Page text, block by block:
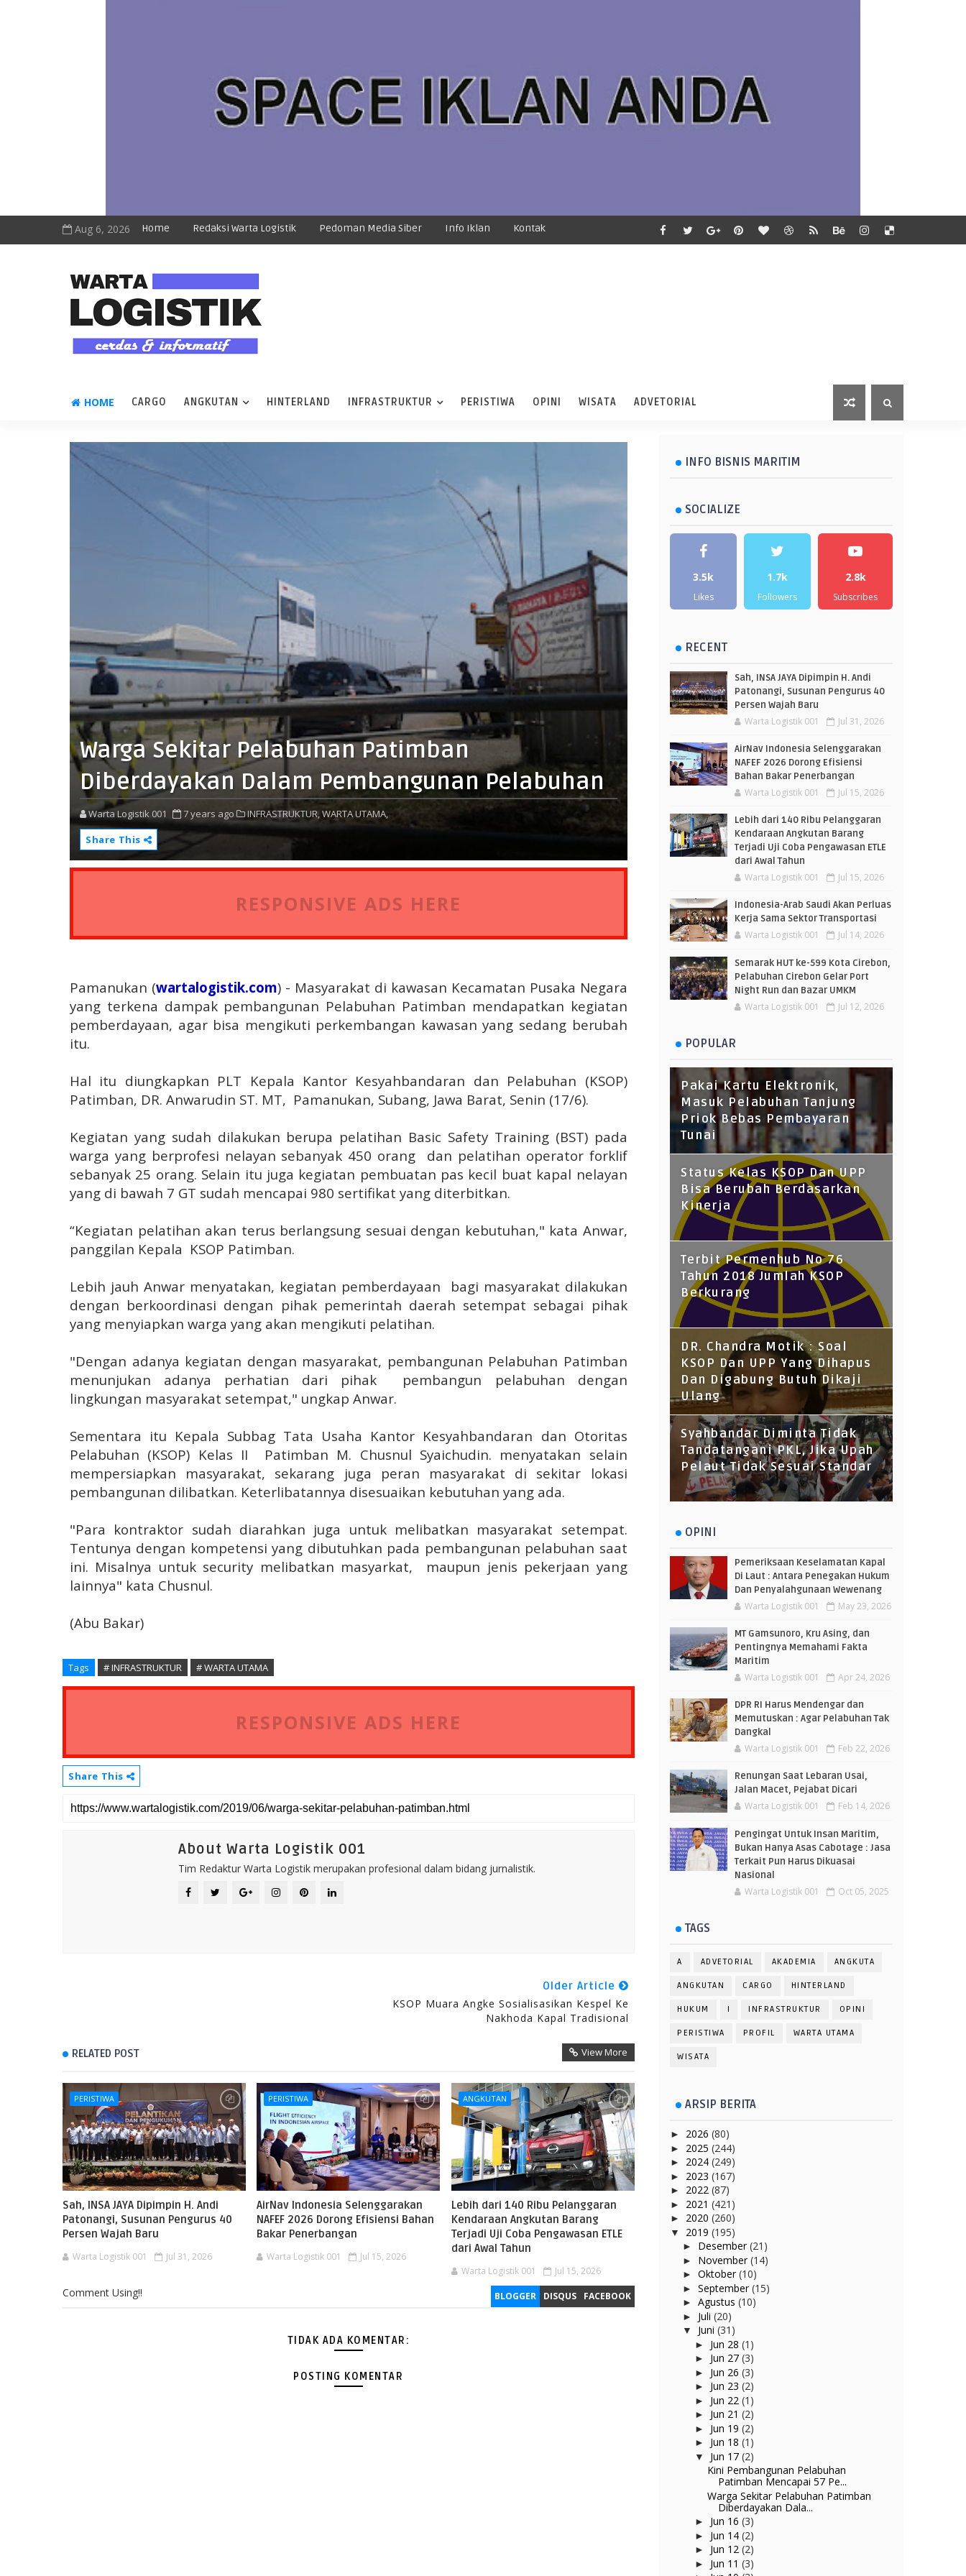
Aug 6, 2026 Home Redaksi Warta Logistik Pedoman Media Siber Info Iklan Kontak
HOME CARGO ANGKUTAN HINTERLAND INFRASTRUKTUR PERISTIWA OPINI WISATA ADVETORIAL
Warga Sekitar Pelabuhan Patimban
Diberdayakan Dalam Pembangunan Pelabuhan
Warta Logistik 001 7 years ago INFRASTRUKTUR,WARTA UTAMA,
Share This
RESPONSIVE ADS HERE
Pamanukan (wartalogistik.com) - Masyarakat di kawasan Kecamatan Pusaka Negara
yang terkena dampak pembangunan Pelabuhan Patimban mendapatkan kegiatan
pemberdayaan, agar bisa mengikuti perkembangan kawasan yang sedang berubah
itu.
Hal itu diungkapkan PLT Kepala Kantor Kesyahbandaran dan Pelabuhan (KSOP)
Patimban, DR. Anwarudin ST. MT, Pamanukan, Subang, Jawa Barat, Senin (17/6).
Kegiatan yang sudah dilakukan berupa pelatihan Basic Safety Training (BST) pada
warga yang berprofesi nelayan sebanyak 450 orang dan pelatihan operator forklif
sebanyak 25 orang. Selain itu juga kegiatan pembuatan pas kecil buat kapal nelayan
yang di bawah 7 GT sudah mencapai 980 sertifikat yang diterbitkan.
“Kegiatan pelatihan akan terus berlangsung sesuai dengan kebutuhan," kata Anwar,
panggilan Kepala KSOP Patimban.
Lebih jauh Anwar menyatakan, kegiatan pemberdayaan bagi masyarakat dilakukan
dengan berkoordinasi dengan pihak pemerintah daerah setempat sebagai pihak
yang menyiapkan warga yang akan mengikuti pelatihan.
"Dengan adanya kegiatan dengan masyarakat, pembangunan Pelabuhan Patimban
menunjukan adanya perhatian dari pihak pembangun pelabuhan dengan
lingkungan masyarakat setempat," ungkap Anwar.
Sementara itu Kepala Subbag Tata Usaha Kantor Kesyahbandaran dan Otoritas
Pelabuhan (KSOP) Kelas II Patimban M. Chusnul Syaichudin. menyatakan selain
mempersiapkan masyarakat, sekarang juga peran masyarakat di sekitar lokasi
pembangunan dilibatkan. Keterlibatannya disesuaikan kebutuhan yang ada.
"Para kontraktor sudah diarahkan juga untuk melibatkan masyarakat setempat.
Tentunya dengan kompetensi yang dibutuhkan pada pembangunan pelabuhan saat
ini. Misalnya untuk security melibatkan masyarkat, maupun jenis pekerjaan yang
lainnya" kata Chusnul.
(Abu Bakar)
Tags # INFRASTRUKTUR # WARTA UTAMA
RESPONSIVE ADS HERE
Share This
About Warta Logistik 001
Tim Redaktur Warta Logistik merupakan profesional dalam bidang jurnalistik.
Older Article
KSOP Muara Angke Sosialisasikan Kespel Ke
Nakhoda Kapal Tradisional
RELATED POST View More
PERISTIWA
Sah, INSA JAYA Dipimpin H. Andi
Patonangi, Susunan Pengurus 40
Persen Wajah Baru
Warta Logistik 001 Jul 31, 2026
PERISTIWA
AirNav Indonesia Selenggarakan
NAFEF 2026 Dorong Efisiensi Bahan
Bakar Penerbangan
Warta Logistik 001 Jul 15, 2026
ANGKUTAN
Lebih dari 140 Ribu Pelanggaran
Kendaraan Angkutan Barang
Terjadi Uji Coba Pengawasan ETLE
dari Awal Tahun
Warta Logistik 001 Jul 15, 2026
BLOGGER DISQUS FACEBOOK
Comment Using!!
TIDAK ADA KOMENTAR:
POSTING KOMENTAR
INFO BISNIS MARITIM
SOCIALIZE
3.5k
Likes
1.7k
Followers
2.8k
Subscribes
RECENT
Sah, INSA JAYA Dipimpin H. Andi
Patonangi, Susunan Pengurus 40
Persen Wajah Baru
Warta Logistik 001 Jul 31, 2026
AirNav Indonesia Selenggarakan
NAFEF 2026 Dorong Efisiensi
Bahan Bakar Penerbangan
Warta Logistik 001 Jul 15, 2026
Lebih dari 140 Ribu Pelanggaran
Kendaraan Angkutan Barang
Terjadi Uji Coba Pengawasan ETLE
dari Awal Tahun
Warta Logistik 001 Jul 15, 2026
Indonesia-Arab Saudi Akan Perluas
Kerja Sama Sektor Transportasi
Warta Logistik 001 Jul 14, 2026
Semarak HUT ke-599 Kota Cirebon,
Pelabuhan Cirebon Gelar Port
Night Run dan Bazar UMKM
Warta Logistik 001 Jul 12, 2026
POPULAR
Pakai Kartu Elektronik,
Masuk Pelabuhan Tanjung
Priok Bebas Pembayaran
Tunai
Status Kelas KSOP Dan UPP
Bisa Berubah Berdasarkan
Kinerja
Terbit Permenhub No 76
Tahun 2018 Jumlah KSOP
Berkurang
DR. Chandra Motik : Soal
KSOP Dan UPP Yang Dihapus
Dan Digabung Butuh Dikaji
Ulang
Syahbandar Diminta Tidak
Tandatangani PKL, Jika Upah
Pelaut Tidak Sesuai Standar
OPINI
Pemeriksaan Keselamatan Kapal
Di Laut : Antara Penegakan Hukum
Dan Penyalahgunaan Wewenang
Warta Logistik 001 May 23, 2026
MT Gamsunoro, Kru Asing, dan
Pentingnya Memahami Fakta
Maritim
Warta Logistik 001 Apr 24, 2026
DPR RI Harus Mendengar dan
Memutuskan : Agar Pelabuhan Tak
Dangkal
Warta Logistik 001 Feb 22, 2026
Renungan Saat Lebaran Usai,
Jalan Macet, Pejabat Dicari
Warta Logistik 001 Feb 14, 2026
Pengingat Untuk Insan Maritim,
Bukan Hanya Asas Cabotage : Jasa
Terkait Pun Harus Dikuasai
Nasional
Warta Logistik 001 Oct 05, 2025
TAGS
A ADVETORIAL AKADEMIA ANGKUTA
ANGKUTAN CARGO HINTERLAND
HUKUM I INFRASTRUKTUR OPINI
PERISTIWA PROFIL WARTA UTAMA
WISATA
ARSIP BERITA
► 2026 (80)
► 2025 (244)
► 2024 (249)
► 2023 (167)
► 2022 (87)
► 2021 (421)
► 2020 (260)
▼ 2019 (195)
► Desember(21)
► November(14)
► Oktober(10)
► September(15)
► Agustus (10)
► Juli (20)
▼ Juni (31)
► Jun 28 (1)
► Jun 27 (3)
► Jun 26 (3)
► Jun 23 (2)
► Jun 22 (1)
► Jun 21 (2)
► Jun 19 (2)
► Jun 18 (1)
▼ Jun 17 (2)
Kini Pembangunan Pelabuhan
Patimban Mencapai 57 Pe...
Warga Sekitar Pelabuhan Patimban
Diberdayakan Dala...
► Jun 16 (3)
► Jun 14 (2)
► Jun 12 (2)
► Jun 11 (3)